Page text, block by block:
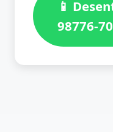
📱
98776-